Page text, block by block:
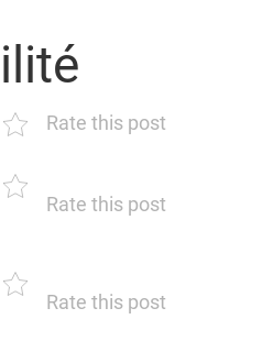
Rate this post
Rate this post
Rate this post